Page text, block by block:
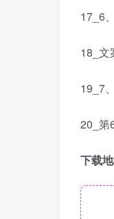
17_6
18_文
19_7
20_第
下载地